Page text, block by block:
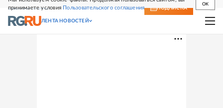
принимаете условия Пользовательского соглашения
OK
СВЕЖИЙ НОМЕР ПОДПИСКА
ЛЕНТА НОВОСТЕЙ